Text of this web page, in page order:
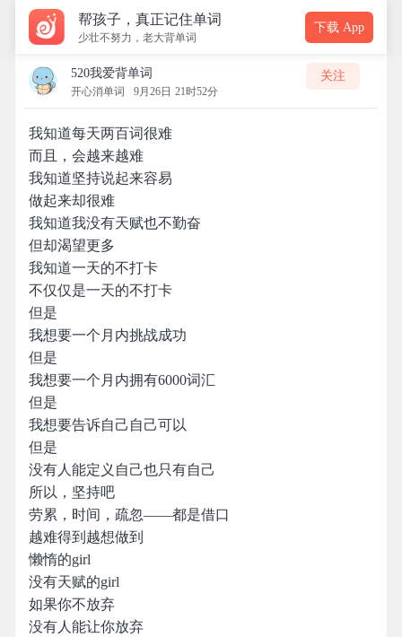
帮孩子，真正记住单词
少壮不努力，老大背单词
下载 App
520我爱背单词
开心消单词 9月26日 21时52分
关注
我知道每天两百词很难
而且，会越来越难
我知道坚持说起来容易
做起来却很难
我知道我没有天赋也不勤奋
但却渴望更多
我知道一天的不打卡
不仅仅是一天的不打卡
但是
我想要一个月内挑战成功
但是
我想要一个月内拥有6000词汇
但是
我想要告诉自己自己可以
但是
没有人能定义自己也只有自己
所以，坚持吧
劳累，时间，疏忽――都是借口
越难得到越想做到
懒惰的girl
没有天赋的girl
如果你不放弃
没有人能让你放弃